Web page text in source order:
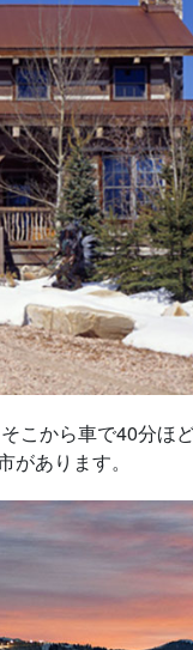
こから車で40分ほ
あります。